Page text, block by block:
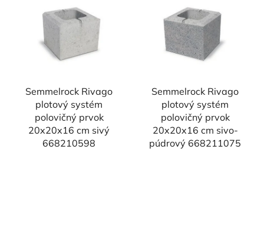
Semmelrock Rivago
plotový systém
polovičný prvok
20x20x16 cm sivý
668210598
Semmelrock Rivago
plotový systém
polovičný prvok
20x20x16 cm sivo-
púdrový 668211075